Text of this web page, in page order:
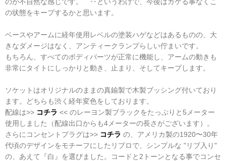
の状態をキープするかと思います。
ベースやアームに経年使用レベルの塗装ハゲなどはあるものの、大
きなダメージはなく、アンティークランプらしい佇まいです。
もちろん、すべてのボディパーツが正常に機能し、アームの動きも
非常にタイトにしっかりと動き、止まり、そしてキープします。
ソケットはオリジナルのままの真鍮製で木製ブッシング付いており
ます。どちらも渋く経年変色をしております。
配線は>> コチラ << のレーヨン製ブラックをたっぷりと5メーター
使用しました（配線出口からも4メーターの長さがございます）。
さらにコンセントプラグは>> コチラ の、アメリカ製の1920〜30年
代頃のデザインをモチーフにしたリプロで、シンプルな "リブ入り"
の、あえて『白』を選びました。コードと2トーンとなる事でコンセ